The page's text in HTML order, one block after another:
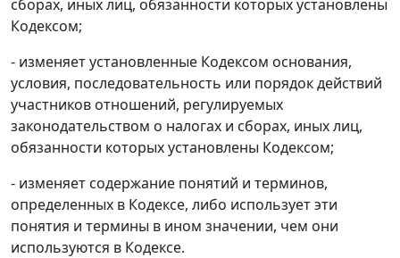
сборах, иных лиц, обязанности которых установлены
Кодексом;
- изменяет установленные Кодексом основания,
условия, последовательность или порядок действий
участников отношений, регулируемых
законодательством о налогах и сборах, иных лиц,
обязанности которых установлены Кодексом;
- изменяет содержание понятий и терминов,
определенных в Кодексе, либо использует эти
понятия и термины в ином значении, чем они
используются в Кодексе.